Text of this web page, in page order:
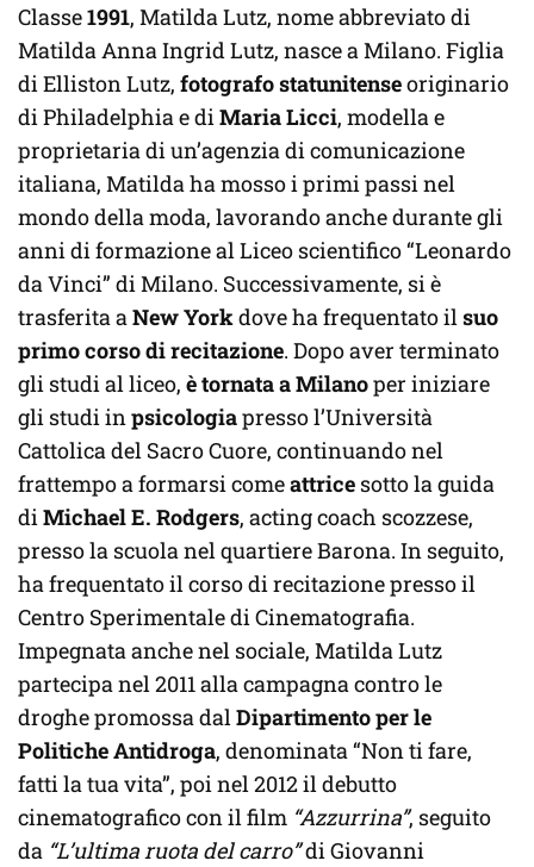
Classe1991, Matilda Lutz, nome abbreviato di
Matilda Anna Ingrid Lutz, nasce a Milano. Figlia
di Elliston Lutz, fotografo statunitenseoriginario
di Philadelphia e di Maria Licci, modella e
proprietaria di un’agenzia di comunicazione
italiana, Matilda ha mosso i primi passi nel
mondo della moda, lavorando anche durante gli
anni di formazione al Liceo scientifico “Leonardo
da Vinci” di Milano. Successivamente, si è
trasferita a New Yorkdove ha frequentato il suo
primo corso di recitazione. Dopo aver terminato
gli studi al liceo, è tornata a Milanoper iniziare
gli studi in psicologiapresso l’Università
Cattolica del Sacro Cuore, continuando nel
frattempo a formarsi comeattrice sotto la guida
di Michael E. Rodgers, acting coach scozzese,
presso la scuola nel quartiere Barona. In seguito,
ha frequentato il corso di recitazione presso il
Centro Sperimentale di Cinematografia.
Impegnata anche nel sociale, Matilda Lutz
partecipa nel 2011 alla campagna contro le
droghe promossa dal Dipartimento per le
Politiche Antidroga, denominata “Non ti fare,
fatti la tua vita”, poi nel 2012 il debutto
cinematografico con il film “Azzurrina”, seguito
da “L’ultima ruota del carro”di Giovanni